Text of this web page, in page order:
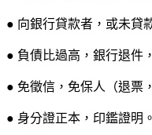
● 向銀行貸款者，或未貸
● 負債比過高，銀行退件
● 免徵信，免保人（退票
● 身分證正本，印鑑證明。